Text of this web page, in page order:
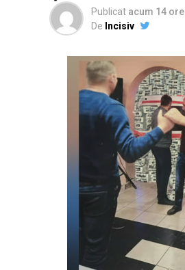
Publicat acum 14 ore
De Incisiv